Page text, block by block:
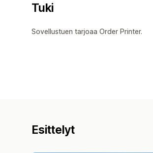
Tuki
Sovellustuen tarjoaa Order Printer.
Esittelyt